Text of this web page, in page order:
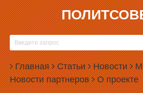
Главная Статьи Новости
Новости партнеров О проекте
27.10.2009, 09:17
МЭРИЯ ЕКАТЕРИНБУРГА ОТСТОЯЛА
За 7 минут до начала заседания
мэрия Екатеринбурга заявила о том,
правительства по изъятию 1,74
города в пользу бедных...